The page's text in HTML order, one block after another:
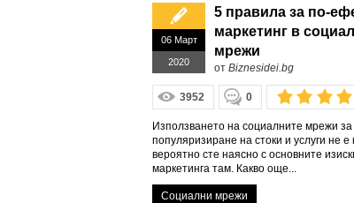
06 Март
2020
5 правила за по-
маркетинг в
мрежи
от Biznesidei.bg
3952 0
Използването на социалните мрежи за
популяризиране на стоки и услуги не
вероятно сте наясно с основните
маркетинга там. Какво още...
Социални мрежи